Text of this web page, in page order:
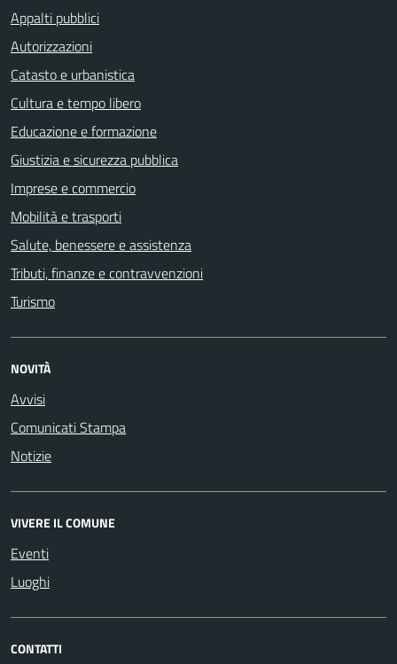
Appalti pubblici
Autorizzazioni
Catasto e urbanistica
Cultura e tempo libero
Educazione e formazione
Giustizia e sicurezza pubblica
Imprese e commercio
Mobilità e trasporti
Salute, benessere e assistenza
Tributi, finanze e contravvenzioni
Turismo
NOVITÀ
Avvisi
Comunicati Stampa
Notizie
VIVERE IL COMUNE
Eventi
Luoghi
CONTATTI